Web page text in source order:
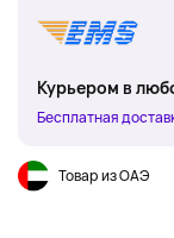
Курьером в
Бесплатная
Товар из ОАЭ